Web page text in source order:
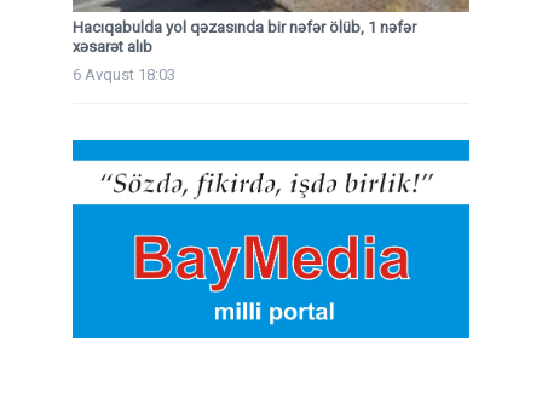
Hacıqabulda yol qəzasında bir nəfər ölüb, 1 nəfər
xəsarət alıb
6 Avqust 18:03